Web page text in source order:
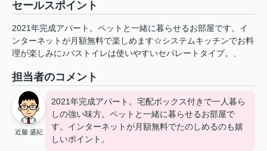
セールスポイント
2021年完成アパート。ペットと一緒に暮らせるお部屋です。イ
ンターネットが月額無料で楽しめます☆システムキッチンでお料
理が楽しみに♪バストイレは使いやすいセパレートタイプ。、
担当者のコメント
近藤 盛紀
2021年完成アパート。宅配ボックス付きで一人暮ら
しの強い味方。ペットと一緒に暮らせるお部屋で
す。インターネットが月額無料でたのしめるのも嬉
しいポイント。